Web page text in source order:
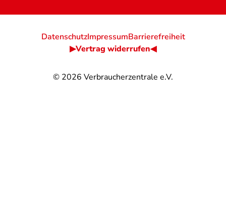
© 2026 Verbraucherzentrale e.V.
DatenschutzImpressumBarrierefreiheit
▶Vertrag widerrufen◀